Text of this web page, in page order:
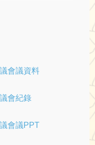
會議資料
會紀錄
會議PPT